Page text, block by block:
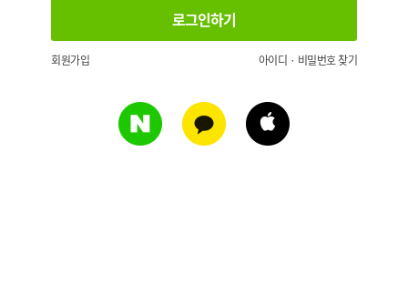
회원가입 아이디 · 비밀번호 찾기